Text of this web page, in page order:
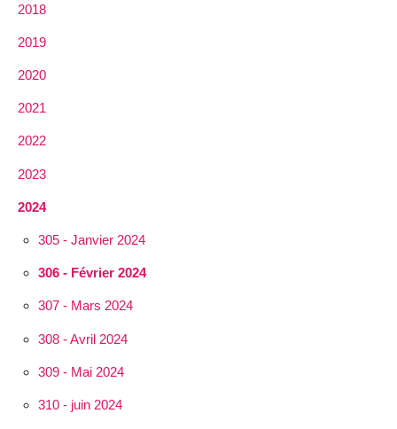
2018
2019
2020
2021
2022
2023
2024
305 - Janvier 2024
306 - Février 2024
307 - Mars 2024
308 - Avril 2024
309 - Mai 2024
310 - juin 2024